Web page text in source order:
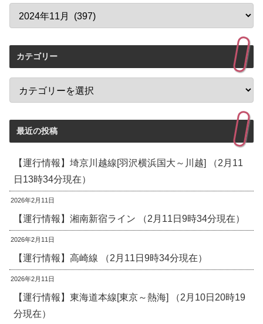
カテゴリー
最近の投稿
【運行情報】埼京川越線[羽沢横浜国大～川越] （2月11
日13時34分現在）
2026年2月11日
【運行情報】湘南新宿ライン （2月11日9時34分現在）
2026年2月11日
【運行情報】高崎線 （2月11日9時34分現在）
2026年2月11日
【運行情報】東海道本線[東京～熱海] （2月10日20時19
分現在）